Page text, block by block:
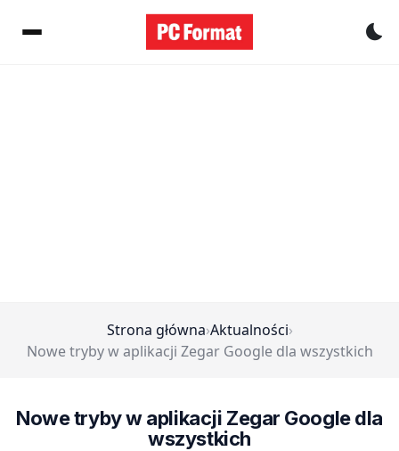
Strona główna›Aktualności›
Nowe tryby w aplikacji Zegar Google dla wszystkich
Nowe tryby w aplikacji Zegar Google dla
wszystkich